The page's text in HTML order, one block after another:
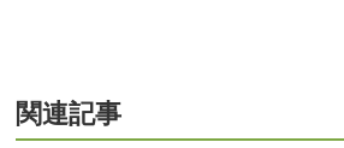
関連記事